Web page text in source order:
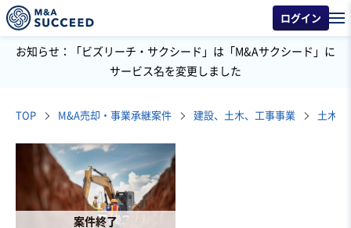
ログイン
お知らせ：「ビズリーチ・サクシード」は「M&Aサクシード」に
サービス名を変更しました
TOP M&A売却・事業承継案件 建設、土木、工事事業 土木工
案件終了